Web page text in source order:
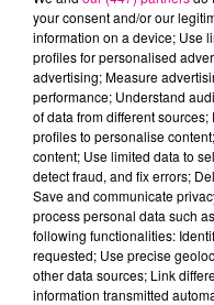
Cancer
Balance
your consent and/or our
information on a device; Use
profiles for personalised
advertising; Measure
performance; Understand
of data from different
profiles to personalise
content; Use limited data to
detect fraud, and fix errors;
Save and communicate
process personal data such
following functionalities:
requested; Use precise
other data sources; Link
information transmitted